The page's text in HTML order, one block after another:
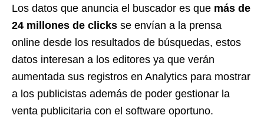
Los datos que anuncia el buscador es que más de
24 millones de clicks se envían a la prensa
online desde los resultados de búsquedas, estos
datos interesan a los editores ya que verán
aumentada sus registros en Analytics para mostrar
a los publicistas además de poder gestionar la
venta publicitaria con el software oportuno.